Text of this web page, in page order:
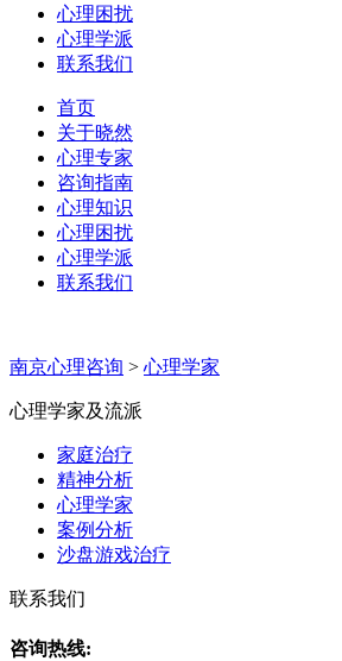
心理困扰
心理学派
联系我们
首页
关于晓然
心理专家
咨询指南
心理知识
心理困扰
心理学派
联系我们
南京心理咨询 > 心理学家
心理学家及流派
家庭治疗
精神分析
心理学家
案例分析
沙盘游戏治疗
联系我们
咨询热线: